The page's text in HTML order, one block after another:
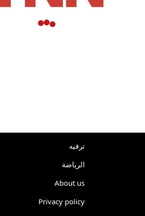
ترفيه
الرياضة
About us
Privacy policy